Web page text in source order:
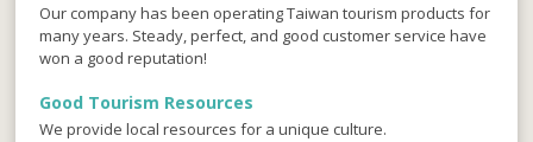
Our company has been operating Taiwan tourism products for
many years. Steady, perfect, and good customer service have
won a good reputation!
Good Tourism Resources
We provide local resources for a unique culture.